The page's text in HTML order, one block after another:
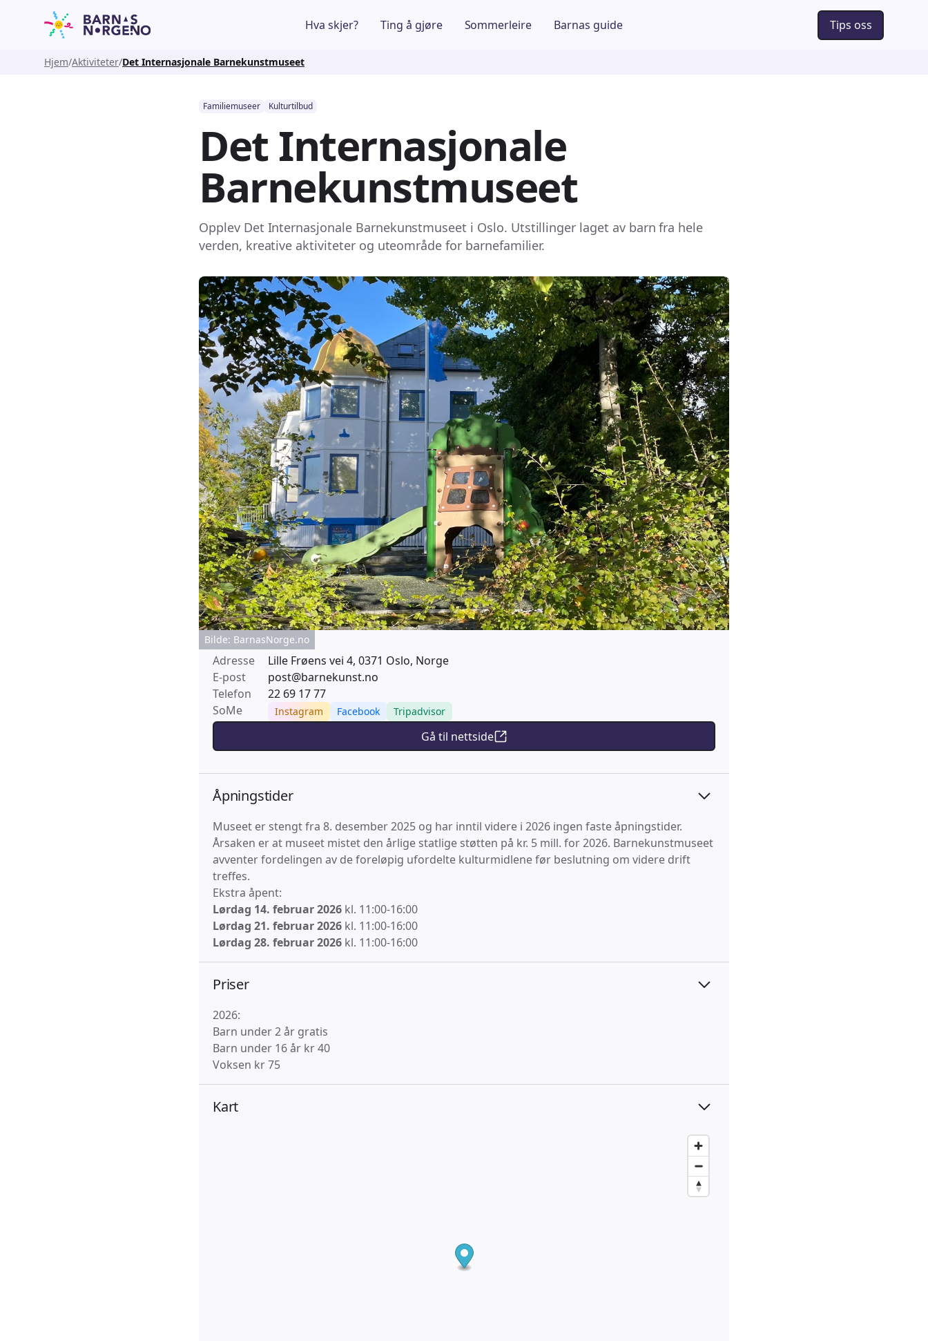
Hva skjer? Ting å gjøre Sommerleire Barnas guide Tips oss
Hjem Aktiviteter Det Internasjonale Barnekunstmuseet
Familiemuseer Kulturtilbud
Det Internasjonale
Barnekunstmuseet
Opplev Det Internasjonale Barnekunstmuseet i Oslo. Utstillinger laget av barn fra hele
verden, kreative aktiviteter og uteområde for barnefamilier.
Bilde: BarnasNorge.no
Adresse
Lille Frøens vei 4, 0371 Oslo, Norge
E-post
post@barnekunst.no
Telefon
22 69 17 77
SoMe
Instagram Facebook Tripadvisor
Gå til nettside
Åpningstider
Museet er stengt fra 8. desember 2025 og har inntil videre i 2026 ingen faste åpningstider.
Årsaken er at museet mistet den årlige statlige støtten på kr. 5 mill. for 2026. Barnekunstmuseet
avventer fordelingen av de foreløpig ufordelte kulturmidlene før beslutning om videre drift
treffes.
Ekstra åpent:
Lørdag 14. februar 2026 kl. 11:00-16:00
Lørdag 21. februar 2026 kl. 11:00-16:00
Lørdag 28. februar 2026 kl. 11:00-16:00
Priser
2026:
Barn under 2 år gratis
Barn under 16 år kr 40
Voksen kr 75
Kart